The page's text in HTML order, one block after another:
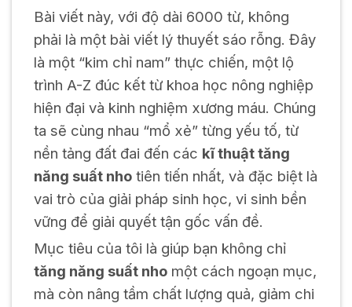
Bài viết này, với độ dài 6000 từ, không
phải là một bài viết lý thuyết sáo rỗng. Đây
là một “kim chỉ nam” thực chiến, một lộ
trình A-Z đúc kết từ khoa học nông nghiệp
hiện đại và kinh nghiệm xương máu. Chúng
ta sẽ cùng nhau “mổ xẻ” từng yếu tố, từ
nền tảng đất đai đến các kĩ thuật tăng
năng suất nhotiên tiến nhất, và đặc biệt là
vai trò của giải pháp sinh học, vi sinh bền
vững để giải quyết tận gốc vấn đề.
Mục tiêu của tôi là giúp bạn không chỉ
tăng năng suất nhomột cách ngoạn mục,
mà còn nâng tầm chất lượng quả, giảm chi